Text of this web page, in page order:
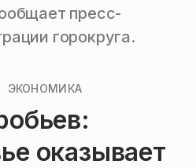
пресс-
горокруга.
ЭКОНОМИКА
оказывает